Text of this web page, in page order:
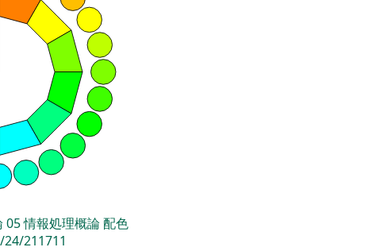
05情報処理概論配色
211711